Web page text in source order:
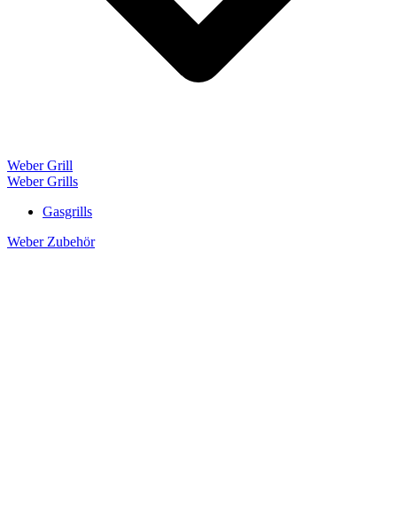
Weber Grill
Weber Grills
Gasgrills
Weber Zubehör